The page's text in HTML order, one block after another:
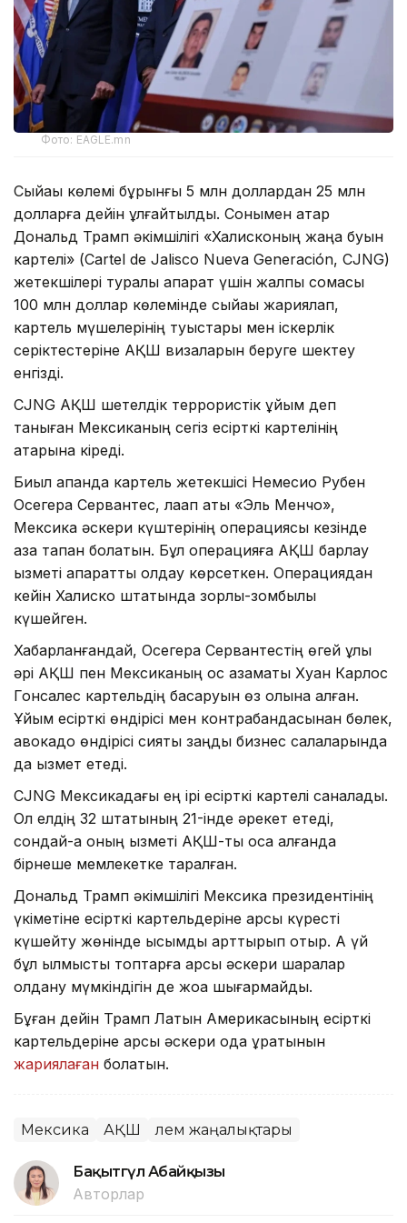
Фото: EAGLE.mn
Сыйақы көлемі бұрынғы 5 млн доллардан 25 млн
долларға дейін ұлғайтылды. Сонымен қатар
Дональд Трамп әкімшілігі «Халисконың жаңа буын
картелі» (Cartel de Jalisco Nueva Generación, CJNG)
жетекшілері туралы ақпарат үшін жалпы сомасы
100 млн доллар көлемінде сыйақы жариялап,
картель мүшелерінің туыстары мен іскерлік
серіктестеріне АҚШ визаларын беруге шектеу
енгізді.
CJNG АҚШ шетелдік террористік ұйым деп
таныған Мексиканың сегіз есірткі картелінің
қатарына кіреді.
Биыл ақпанда картель жетекшісі Немесио Рубен
Осегера Сервантес, лақап аты «Эль Менчо»,
Мексика әскери күштерінің операциясы кезінде
қаза тапқан болатын. Бұл операцияға АҚШ барлау
қызметі ақпараттық қолдау көрсеткен. Операциядан
кейін Халиско штатында зорлық-зомбылық
күшейген.
Хабарланғандай, Осегера Сервантестің өгей ұлы
әрі АҚШ пен Мексиканың қос азаматы Хуан Карлос
Гонсалес картельдің басқаруын өз қолына алған.
Ұйым есірткі өндірісі мен контрабандасынан бөлек,
авокадо өндірісі сияқты заңды бизнес салаларында
да қызмет етеді.
CJNG Мексикадағы ең ірі есірткі картелі саналады.
Ол елдің 32 штатының 21-інде әрекет етеді,
сондай-ақ оның қызметі АҚШ-ты қоса алғанда
бірнеше мемлекетке таралған.
Дональд Трамп әкімшілігі Мексика президентінің
үкіметіне есірткі картельдеріне қарсы күресті
күшейту жөнінде қысымды арттырып отыр. Ақ үй
бұл қылмыстық топтарға қарсы әскери шаралар
қолдану мүмкіндігін де жоққа шығармайды.
Бұған дейін Трамп Латын Америкасының есірткі
картельдеріне қарсы әскери одақ құратынын
жариялаған болатын.
Мексика АҚШ Әлем жаңалықтары
Бақытгүл Абайқызы
Авторлар